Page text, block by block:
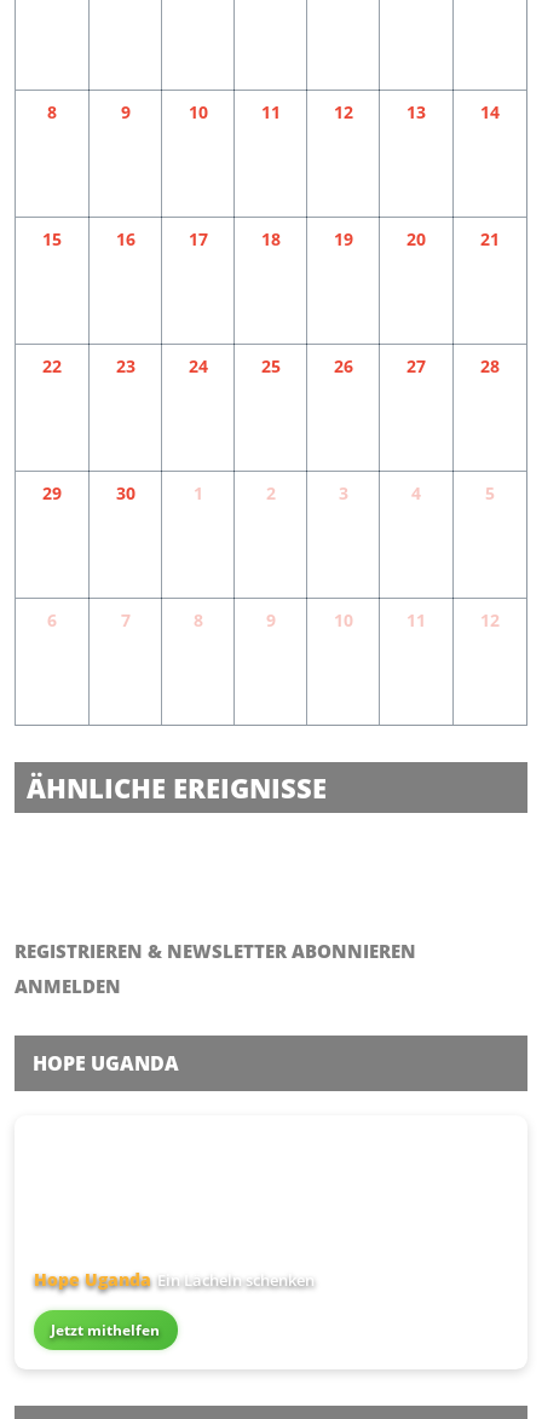
8 9 10 11 12 13 14
15 16 17 18 19 20 21
22 23 24 25 26 27 28
29 30 1 2 3 4 5
6 7 8 9 10 11 12
REGISTRIEREN & NEWSLETTER ABONNIEREN
ANMELDEN
HOPE UGANDA
Hope Uganda Ein Lächeln schenken
Jetzt mithelfen
ÄHNLICHE EREIGNISSE
Die homöopathische Haus- und
Reiseapotheke - Basisseminar
Lachyoga in Kempten - Lach mit bleib fit!
Familien-Yoga in der Rapunzel Welt